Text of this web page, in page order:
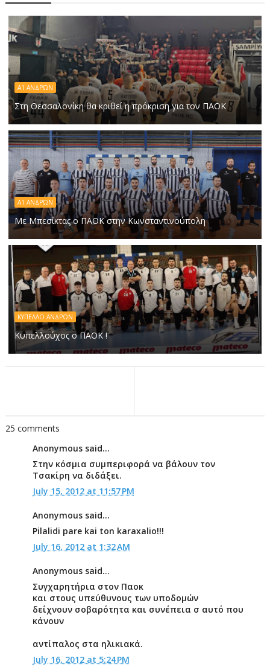
Α1 ΑΝΔΡΏΝ
Στη Θεσσαλονίκη θα κριθεί η πρόκριση για τον ΠΑΟΚ
A1 ΑΝΔΡΏΝ
Με Μπεσίκτας ο ΠΑΟΚ στην Κωνσταντινούπολη
ΚΥΠΕΛΛΟ ΑΝΔΡΩΝ
Κυπελλούχος ο ΠΑΟΚ !
25 comments
Anonymous said...
Στην κόσμια συμπεριφορά να βάλουν τον
Τσακίρη να διδάξει.
July 15, 2012 at 11:57 PM
Anonymous said...
Pilalidi pare kai ton karaxalio!!!
July 16, 2012 at 1:32 AM
Anonymous said...
Συγχαρητήρια στον Παοκ
και στους υπεύθυνους των υποδομών
δείχνουν σοβαρότητα και συνέπεια σ αυτό που
κάνουν
αντίπαλος στα ηλικιακά.
July 16, 2012 at 5:24 PM